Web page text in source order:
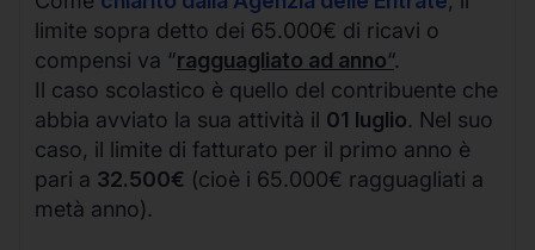
limite sopra detto dei 65.000€ di ricavi o
compensi va “ragguagliato ad anno“.
Il caso scolastico è quello del contribuente che
abbia avviato la sua attività il 01 luglio. Nel suo
caso, il limite di fatturato per il primo anno è
pari a 32.500€ (cioè i 65.000€ ragguagliati a
metà anno).